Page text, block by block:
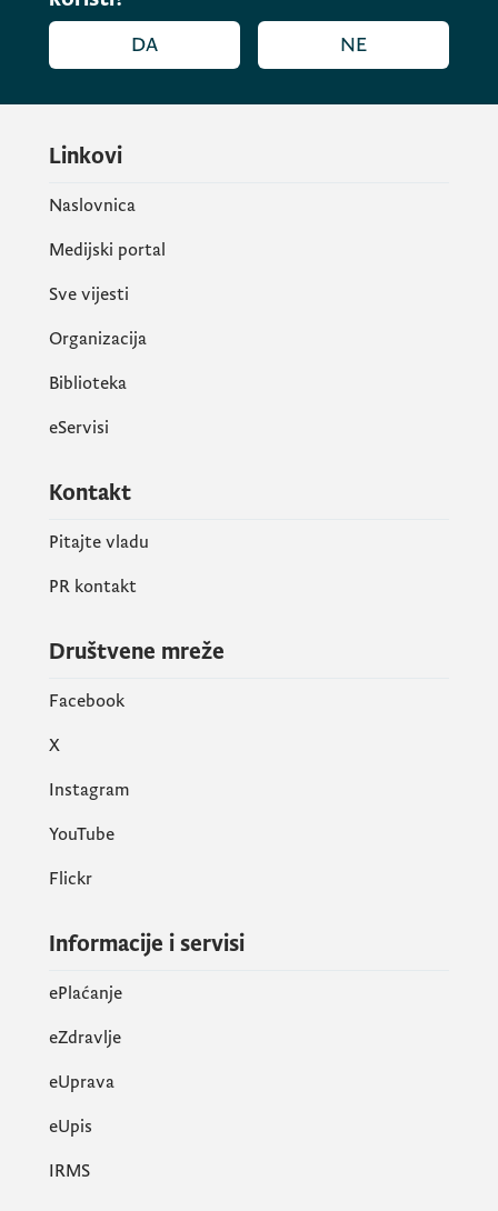
DA NE
Linkovi
Naslovnica
Medijski portal
Sve vijesti
Organizacija
Biblioteka
eServisi
Kontakt
Pitajte vladu
PR kontakt
Društvene mreže
Facebook
X
Instagram
YouTube
Flickr
Informacije i servisi
ePlaćanje
eZdravlje
eUprava
еUpis
IRMS